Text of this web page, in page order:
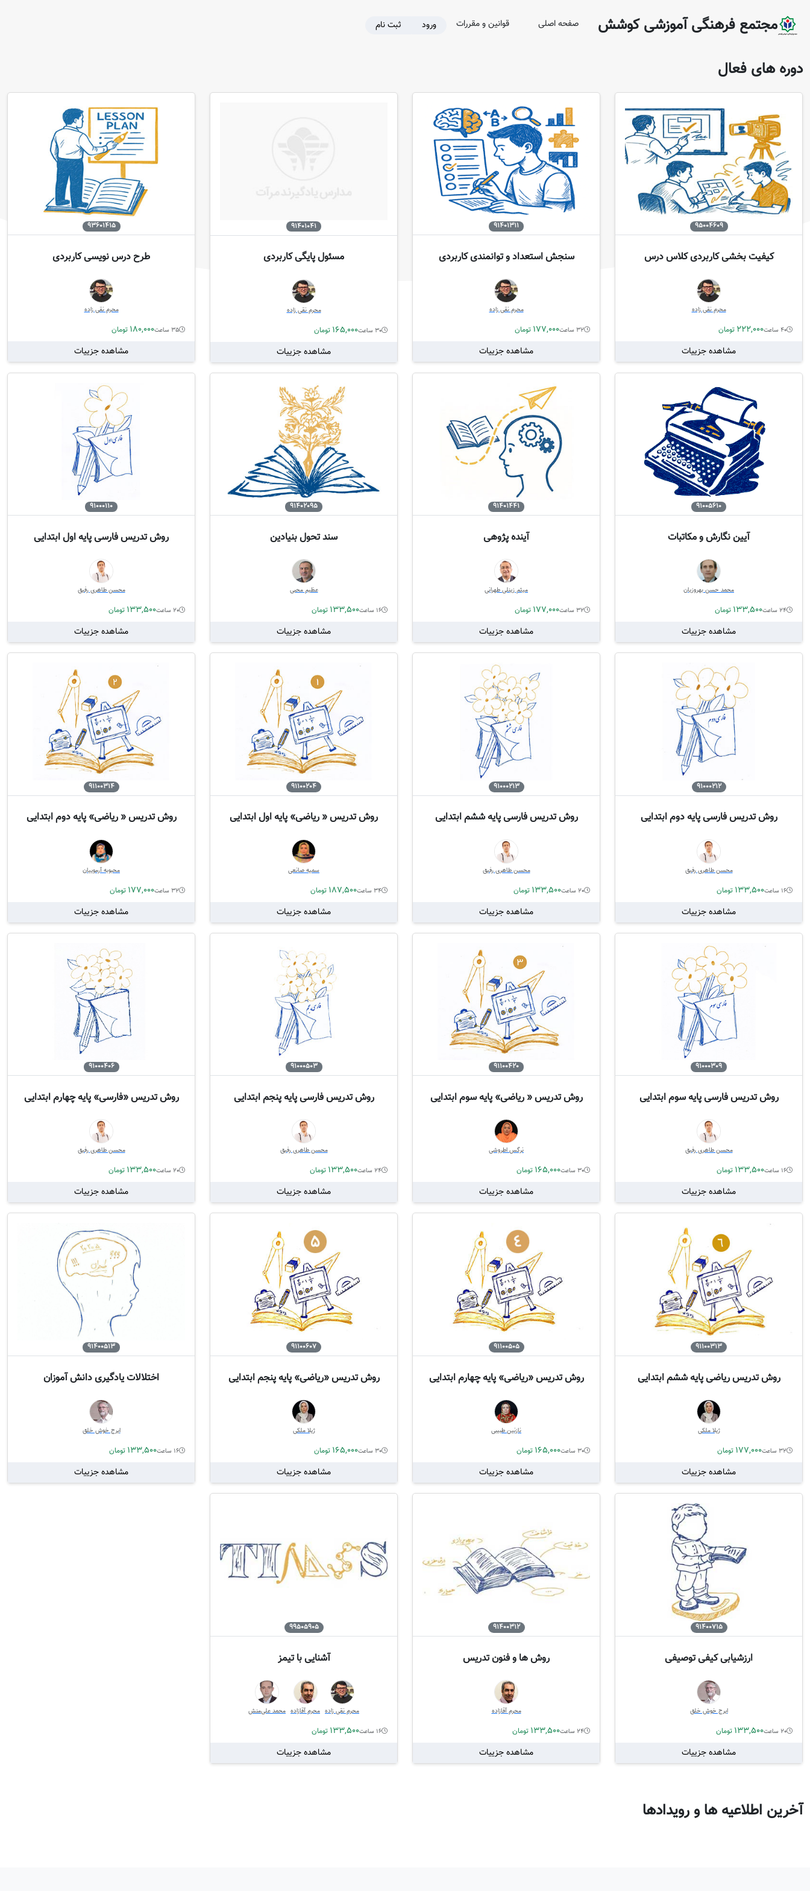
مجتمع فرهنگی آموزشی کوشش صفحه اصلی قوانین و مقررات ورود ثبت نام
دوره های فعال
95004609
کیفیت بخشی کاربردی کلاس درس
محرم نقی زاده
40 ساعت 222,000 تومان
مشاهده جزییات
91401311
سنجش استعداد و توانمندی کاربردی
محرم نقی زاده
32 ساعت 177,000 تومان
مشاهده جزییات
91401041
مسئول پایگی کاربردی
محرم نقی زاده
30 ساعت 165,000 تومان
مشاهده جزییات
93601415
طرح درس نویسی کاربردی
محرم نقی زاده
35 ساعت 180,000 تومان
مشاهده جزییات
91005610
آیین نگارش و مکاتبات
محمد حسن بهروزیان
24 ساعت 133,500 تومان
مشاهده جزییات
91401441
آینده پژوهی
میثم زینلی طهرانی
32 ساعت 177,000 تومان
مشاهده جزییات
91402095
سند تحول بنیادین
عظیم محبی
16 ساعت 133,500 تومان
مشاهده جزییات
91000110
روش تدریس فارسی پایه اول ابتدایی
محسن طاهری رفیق
20 ساعت 133,500 تومان
مشاهده جزییات
91000212
روش تدریس فارسی پایه دوم ابتدایی
محسن طاهری رفیق
16 ساعت 133,500 تومان
مشاهده جزییات
91000213
روش تدریس فارسی پایه ششم ابتدایی
محسن طاهری رفیق
20 ساعت 133,500 تومان
مشاهده جزییات
91100204
روش تدریس « ریاضی» پایه اول ابتدایی
سمیه صانعی
34 ساعت 187,500 تومان
مشاهده جزییات
91100314
روش تدریس « ریاضی» پایه دوم ابتدایی
محبوبه آرموییان
32 ساعت 177,000 تومان
مشاهده جزییات
91000309
روش تدریس فارسی پایه سوم ابتدایی
محسن طاهری رفیق
16 ساعت 133,500 تومان
مشاهده جزییات
91100420
روش تدریس « ریاضی» پایه سوم ابتدایی
نرگس اطروشی
30 ساعت 165,000 تومان
مشاهده جزییات
91000503
روش تدریس فارسی پایه پنجم ابتدایی
محسن طاهری رفیق
24 ساعت 133,500 تومان
مشاهده جزییات
91000406
روش تدریس «فارسی» پایه چهارم ابتدایی
محسن طاهری رفیق
20 ساعت 133,500 تومان
مشاهده جزییات
91100313
روش تدریس ریاضی پایه ششم ابتدایی
ژیلا ملکی
32 ساعت 177,000 تومان
مشاهده جزییات
91100505
روش تدریس «ریاضی» پایه چهارم ابتدایی
نازنین طبیبی
30 ساعت 165,000 تومان
مشاهده جزییات
91100607
روش تدریس «ریاضی» پایه پنجم ابتدایی
ژیلا ملکی
30 ساعت 165,000 تومان
مشاهده جزییات
91400513
اختلالات یادگیری دانش آموزان
ایرج خوش خلق
16 ساعت 133,500 تومان
مشاهده جزییات
91400715
ارزشیابی کیفی توصیفی
ایرج خوش خلق
20 ساعت 133,500 تومان
مشاهده جزییات
91400312
روش ها و فنون تدریس
محرم آقازاده
24 ساعت 133,500 تومان
مشاهده جزییات
99505905
آشنایی با تیمز
محرم نقی زاده محرم آقازاده محمد علی‌منش
16 ساعت 133,500 تومان
مشاهده جزییات
آخرین اطلاعیه ها و رویدادها